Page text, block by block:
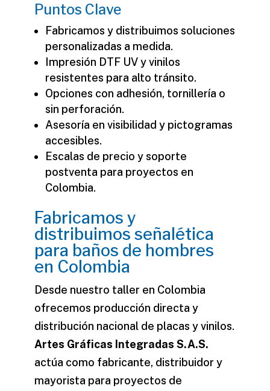
Puntos Clave
Fabricamos y distribuimos soluciones
personalizadas a medida.
Impresión DTF UV y vinilos
resistentes para alto tránsito.
Opciones con adhesión, tornillería o
sin perforación.
Asesoría en visibilidad y pictogramas
accesibles.
Escalas de precio y soporte
postventa para proyectos en
Colombia.
Fabricamos y
distribuimos señalética
para baños de hombres
en Colombia
Desde nuestro taller en Colombia
ofrecemos producción directa y
distribución nacional de placas y vinilos.
Artes Gráficas Integradas S.A.S.
actúa como fabricante, distribuidor y
mayorista para proyectos de